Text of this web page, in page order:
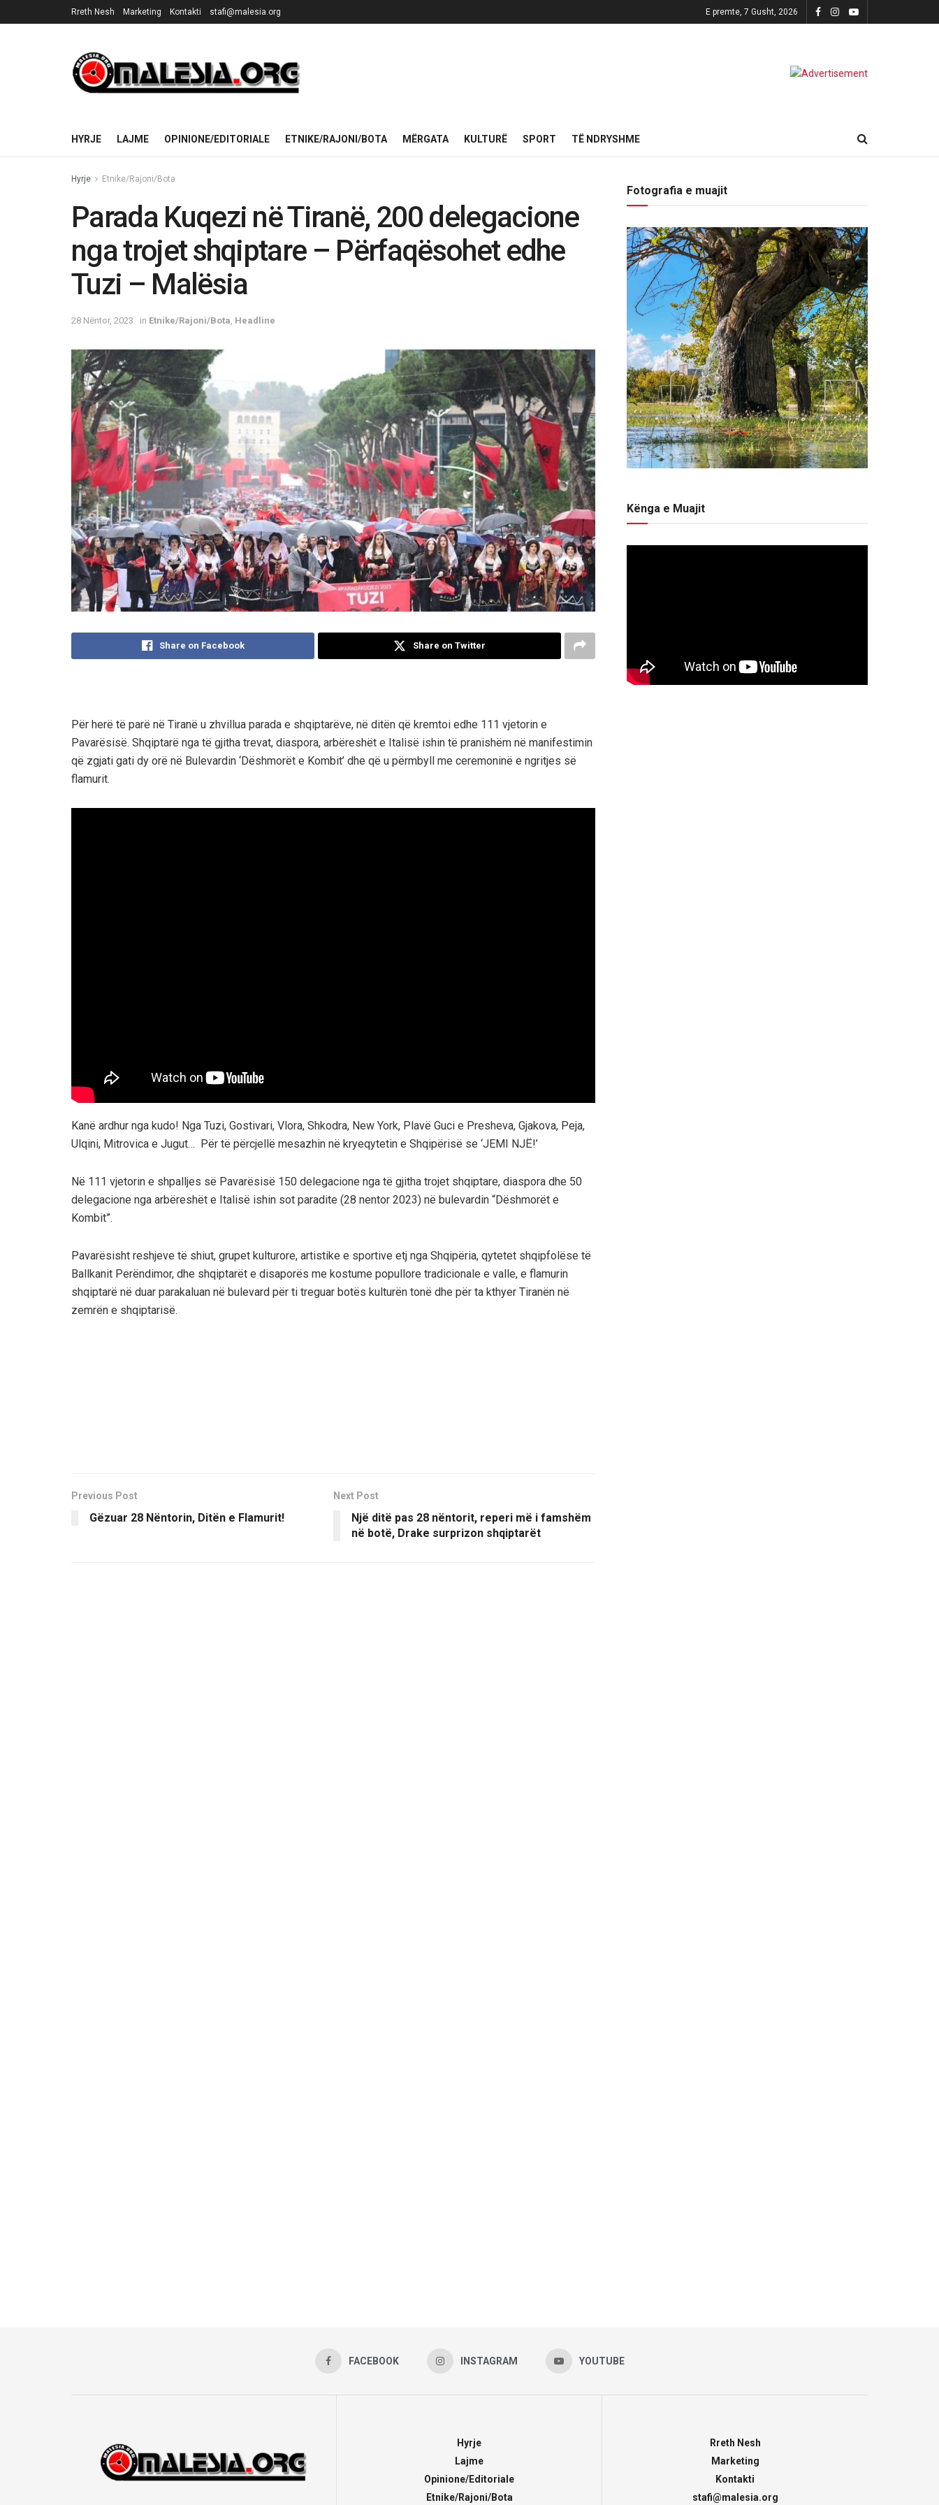
Rreth Nesh Marketing Kontakti stafi@malesia.org E premte, 7 Gusht, 2026
HYRJE LAJME OPINIONE/EDITORIALE ETNIKE/RAJONI/BOTA MËRGATA KULTURË SPORT TË NDRYSHME
Hyrje Etnike/Rajoni/Bota
Parada Kuqezi në Tiranë, 200 delegacione
nga trojet shqiptare – Përfaqësohet edhe
Tuzi – Malësia
28 Nëntor, 2023 in Etnike/Rajoni/Bota Headline
Share on Facebook Share on Twitter
Për herë të parë në Tiranë u zhvillua parada e shqiptarëve, në ditën që kremtoi edhe 111 vjetorin e
Pavarësisë. Shqiptarë nga të gjitha trevat, diaspora, arbëreshët e Italisë ishin të pranishëm në manifestimin
që zgjati gati dy orë në Bulevardin ‘Dëshmorët e Kombit’ dhe që u përmbyll me ceremoninë e ngritjes së
flamurit.
Kanë ardhur nga kudo! Nga Tuzi, Gostivari, Vlora, Shkodra, New York, Plavë Guci e Presheva, Gjakova, Peja,
Ulqini, Mitrovica e Jugut… Për të përcjellë mesazhin në kryeqytetin e Shqipërisë se ‘JEMI NJË!’
Në 111 vjetorin e shpalljes së Pavarësisë 150 delegacione nga të gjitha trojet shqiptare, diaspora dhe 50
delegacione nga arbëreshët e Italisë ishin sot paradite (28 nentor 2023) në bulevardin “Dëshmorët e
Kombit”.
Pavarësisht reshjeve të shiut, grupet kulturore, artistike e sportive etj nga Shqipëria, qytetet shqipfolëse të
Ballkanit Perëndimor, dhe shqiptarët e disaporës me kostume popullore tradicionale e valle, e flamurin
shqiptarë në duar parakaluan në bulevard për ti treguar botës kulturën tonë dhe për ta kthyer Tiranën në
zemrën e shqiptarisë.
Previous Post
Gëzuar 28 Nëntorin, Ditën e Flamurit!
Next Post
Një ditë pas 28 nëntorit, reperi më i famshëm
në botë, Drake surprizon shqiptarët
Fotografia e muajit
Kënga e Muajit
FACEBOOK INSTAGRAM YOUTUBE
Hyrje
Lajme
Opinione/Editoriale
Etnike/Rajoni/Bota
Rreth Nesh
Marketing
Kontakti
stafi@malesia.org